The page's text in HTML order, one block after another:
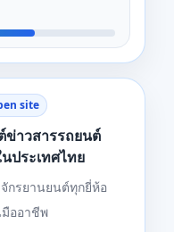
site
าวสารรถยนต์
ประเทศไทย
กรยานยนต์ทุกยี่ห้อ
ออาชีพ